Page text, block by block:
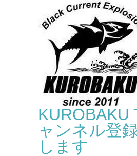
KUROBAKU
ャンネル登
します